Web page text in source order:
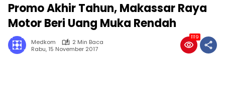
Promo Akhir Tahun, Makassar Raya
Motor Beri Uang Muka Rendah
Medkom
2 Min Baca
Rabu, 15 November 2017
1119